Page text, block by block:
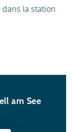
la station
am See